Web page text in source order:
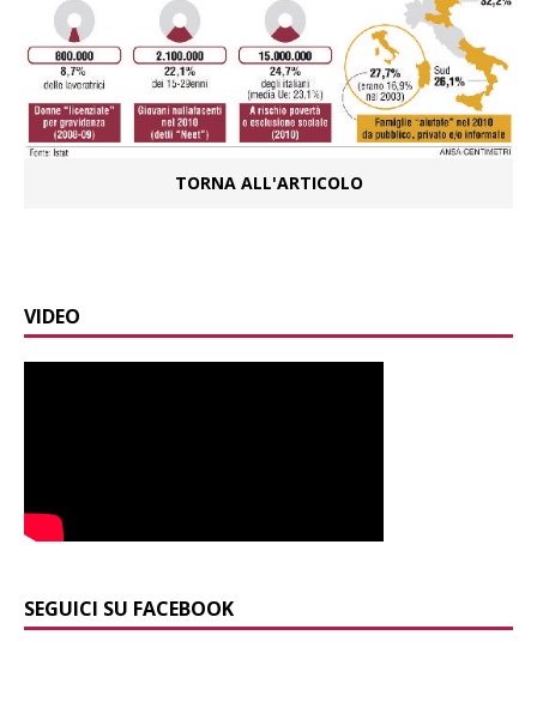
TORNA ALL'ARTICOLO
VIDEO
SEGUICI SU FACEBOOK